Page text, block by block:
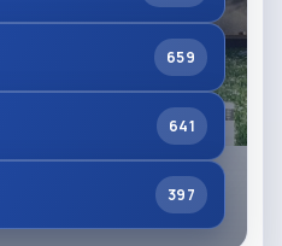
659
641
397